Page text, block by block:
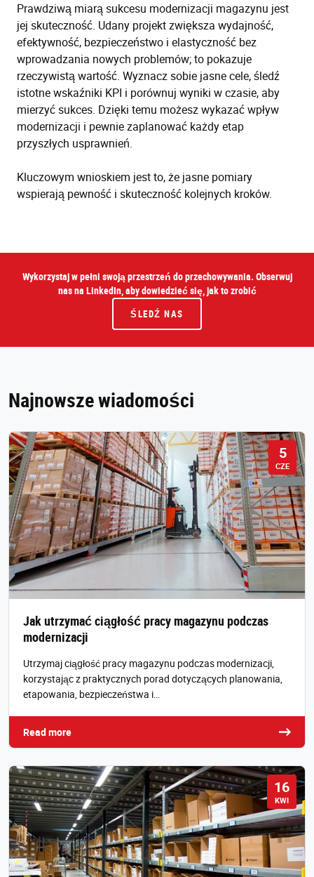
Prawdziwą miarą sukcesu modernizacji magazynu jest
jej skuteczność. Udany projekt zwiększa wydajność,
efektywność, bezpieczeństwo i elastyczność bez
wprowadzania nowych problemów; to pokazuje
rzeczywistą wartość. Wyznacz sobie jasne cele, śledź
istotne wskaźniki KPI i porównuj wyniki w czasie, aby
mierzyć sukces. Dzięki temu możesz wykazać wpływ
modernizacji i pewnie zaplanować każdy etap
przyszłych usprawnień.
Kluczowym wnioskiem jest to, że jasne pomiary
wspierają pewność i skuteczność kolejnych kroków.
Wykorzystaj w pełni swoją przestrzeń do przechowywania. Obserwuj
nas na LinkedIn, aby dowiedzieć się, jak to zrobić
ŚLEDŹ NAS
Najnowsze wiadomości
5
CZE
Jak utrzymać ciągłość pracy magazynu podczas
modernizacji
Utrzymaj ciągłość pracy magazynu podczas modernizacji,
korzystając z praktycznych porad dotyczących planowania,
etapowania, bezpieczeństwa i…
Read more
16
KWI